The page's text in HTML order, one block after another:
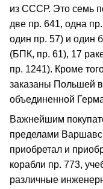
из СССР. Это семь
две пр. 641, одна
один пр. 57) и один
(БПК, пр. 61), 17
пр. 1241). Кроме
заказаны Польшей
объединенной
Важнейшим
пределами
приобретал и
корабли пр. 773,
различные